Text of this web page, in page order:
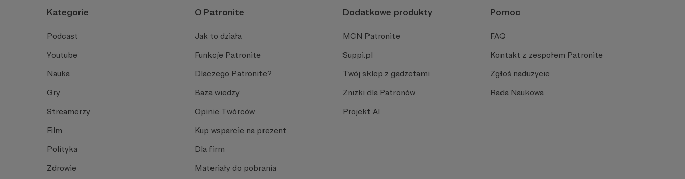
Kategorie
Podcast
Youtube
Nauka
Gry
Streamerzy
Film
Polityka
Zdrowie
O Patronite
Jak to działa
Funkcje Patronite
Dlaczego Patronite?
Baza wiedzy
Opinie Twórców
Kup wsparcie na prezent
Dla firm
Materiały do pobrania
Dodatkowe produkty
MCN Patronite
Suppi.pl
Twój sklep z gadżetami
Zniżki dla Patronów
Projekt AI
Pomoc
FAQ
Kontakt z zespołem Patronite
Zgłoś nadużycie
Rada Naukowa